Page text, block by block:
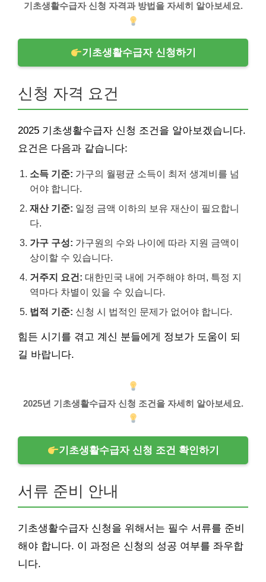
기초생활수급자 신청 자격과 방법을 자세히 알아보세요.
기초생활수급자 신청하기
신청 자격 요건
2025 기초생활수급자 신청 조건을 알아보겠습니다.
요건은 다음과 같습니다:
소득 기준: 가구의 월평균 소득이 최저 생계비를 넘
어야 합니다.
재산 기준: 일정 금액 이하의 보유 재산이 필요합니
다.
가구 구성: 가구원의 수와 나이에 따라 지원 금액이
상이할 수 있습니다.
거주지 요건: 대한민국 내에 거주해야 하며, 특정 지
역마다 차별이 있을 수 있습니다.
법적 기준: 신청 시 법적인 문제가 없어야 합니다.
힘든 시기를 겪고 계신 분들에게 정보가 도움이 되
길 바랍니다.
2025년 기초생활수급자 신청 조건을 자세히 알아보세요.
기초생활수급자 신청 조건 확인하기
서류 준비 안내
기초생활수급자 신청을 위해서는 필수 서류를 준비
해야 합니다. 이 과정은 신청의 성공 여부를 좌우합
니다.